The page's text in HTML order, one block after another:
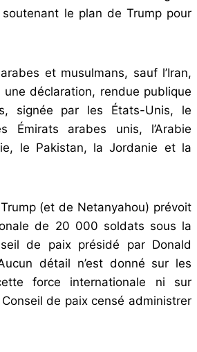
le plan de Trump pour
et musulmans, sauf l’Iran,
déclaration, rendue publique
signée par les États-Unis, le
Émirats arabes unis, l’Arabie
le Pakistan, la Jordanie et la
(et de Netanyahou) prévoit
de 20 000 soldats sous la
de paix présidé par Donald
détail n’est donné sur les
force internationale ni sur
de paix censé administrer